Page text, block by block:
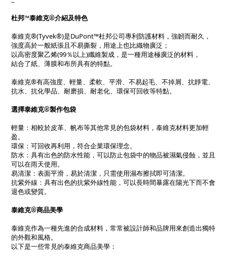
杜邦™泰維克®介紹及特色
泰維克®(Tyvek®)是DuPont™杜邦公司專利防護材料，強韌而耐久，
強度高於一般紙張且不易撕裂，用途上也比織物廣泛；
以高密度聚乙烯(99％以上)纖維製成，是一種用途極廣泛的材料，
結合了紙、薄膜和布所具有的特點。
泰維克®有高強度、輕量、柔軟、平滑、不易起毛、不掉屑、抗靜電、
抗水、抗化學品、耐磨損、耐老化、環保可回收等特點。
選擇泰維克®製作包袋
輕量：相較於皮革、帆布等其他常見的包袋材料，泰維克材料更加輕
盈。
環保：可回收再利用，符合企業環保理念。
防水：具有出色的防水性能，可以防止包袋中的物品被濕氣侵蝕，並且
可以在雨天使用。
易清潔：表面平滑，易於清潔，只需使用濕布擦拭即可清潔。
抗紫外線：具有出色的抗紫外線性能，可以長時間暴露在陽光下而不會
退色或變質。
泰維克®商品美學
泰維克作為一種先進的合成材料，常常被設計師和品牌用來創造出獨特
的外觀和風格。
以下是一些常見的泰維克商品美學：